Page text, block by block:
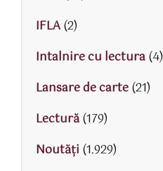
IFLA(2)
Intalnire cu lectura(4)
Lansare de carte(21)
Lectură(179)
Noutăți (1.929)